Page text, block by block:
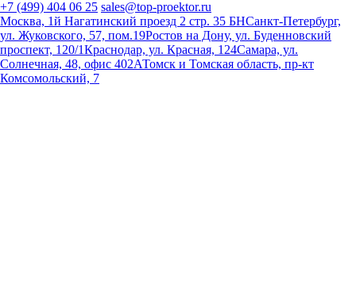
+7 (499) 404 06 25 sales@top-proektor.ru
Москва, 1й Нагатинский проезд 2 стр. 35 БНСанкт-Петербург,
ул. Жуковского, 57, пом.19Ростов на Дону, ул. Буденновский
проспект, 120/1Краснодар, ул. Красная, 124Самара, ул.
Солнечная, 48, офис 402АТомск и Томская область, пр-кт
Комсомольский, 7